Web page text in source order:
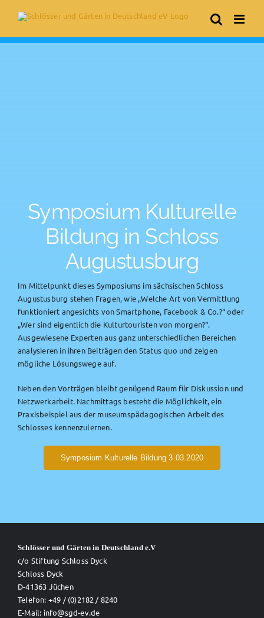
Symposium Kulturelle
Bildung in Schloss
Augustusburg
Im Mittelpunkt dieses Symposiums im sächsischen Schloss
Augustusburg stehen Fragen, wie „Welche Art von Vermittlung
funktioniert angesichts von Smartphone, Facebook & Co.?“ oder
„Wer sind eigentlich die Kulturtouristen von morgen?“.
Ausgewiesene Experten aus ganz unterschiedlichen Bereichen
analysieren in ihren Beiträgen den Status quo und zeigen
mögliche Lösungswege auf.
Neben den Vorträgen bleibt genügend Raum für Diskussion und
Netzwerkarbeit. Nachmittags besteht die Möglichkeit, ein
Praxisbeispiel aus der museumspädagogischen Arbeit des
Schlosses kennenzulernen.
Symposium Kulturelle Bildung 3.03.2020
Schlösser und Gärten in Deutschland e.V
c/o Stiftung Schloss Dyck
Schloss Dyck
D-41363 Jüchen
Telefon: +49 / (0)2182 / 8240
E-Mail: info@sgd-ev.de